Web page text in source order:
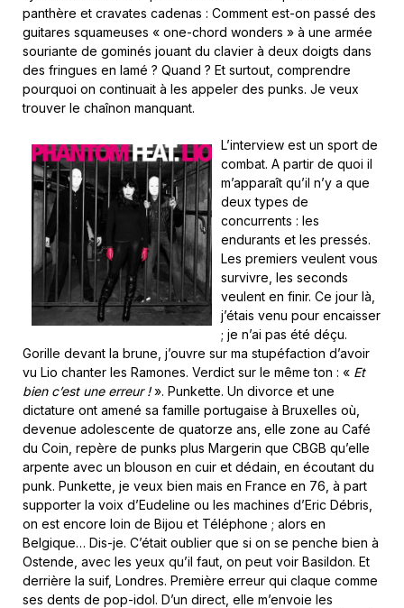
panthère et cravates cadenas : Comment est-on passé des
guitares squameuses « one-chord wonders » à une armée
souriante de gominés jouant du clavier à deux doigts dans
des fringues en lamé ? Quand ? Et surtout, comprendre
pourquoi on continuait à les appeler des punks. Je veux
trouver le chaînon manquant.
L’interview est un sport de
combat. A partir de quoi il
m’apparaît qu’il n’y a que
deux types de
concurrents : les
endurants et les pressés.
Les premiers veulent vous
survivre, les seconds
veulent en finir. Ce jour là,
j’étais venu pour encaisser
; je n’ai pas été déçu.
Gorille devant la brune, j’ouvre sur ma stupéfaction d’avoir
vu Lio chanter les Ramones. Verdict sur le même ton : « Et
bien c’est une erreur !». Punkette. Un divorce et une
dictature ont amené sa famille portugaise à Bruxelles où,
devenue adolescente de quatorze ans, elle zone au Café
du Coin, repère de punks plus Margerin que CBGB qu’elle
arpente avec un blouson en cuir et dédain, en écoutant du
punk. Punkette, je veux bien mais en France en 76, à part
supporter la voix d’Eudeline ou les machines d’Eric Débris,
on est encore loin de Bijou et Téléphone ; alors en
Belgique… Dis-je. C’était oublier que si on se penche bien à
Ostende, avec les yeux qu’il faut, on peut voir Basildon. Et
derrière la suif, Londres. Première erreur qui claque comme
ses dents de pop-idol. D’un direct, elle m’envoie les